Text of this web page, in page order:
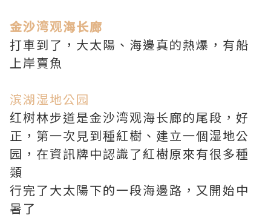
金沙湾观海长廊
打車到了，大太陽、海邊真的熱爆，有船
上岸賣魚
滨湖湿地公园
红树林步道是金沙湾观海长廊的尾段，好
正，第一次見到種紅樹、建立一個湿地公
园，在資訊牌中認識了紅樹原來有很多種
類
行完了大太陽下的一段海邊路，又開始中
暑了